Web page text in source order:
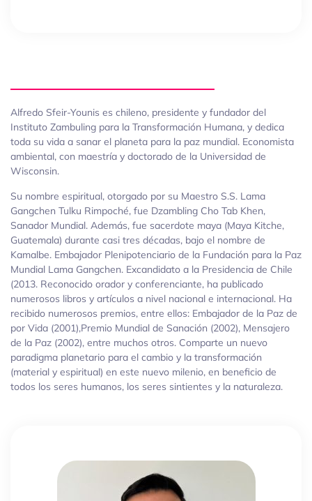
Alfredo Sfeir-Younis es chileno, presidente y fundador del
Instituto Zambuling para la Transformación Humana, y dedica
toda su vida a sanar el planeta para la paz mundial. Economista
ambiental, con maestría y doctorado de la Universidad de
Wisconsin.
Su nombre espiritual, otorgado por su Maestro S.S. Lama
Gangchen Tulku Rimpoché, fue Dzambling Cho Tab Khen,
Sanador Mundial. Además, fue sacerdote maya (Maya Kitche,
Guatemala) durante casi tres décadas, bajo el nombre de
Kamalbe. Embajador Plenipotenciario de la Fundación para la Paz
Mundial Lama Gangchen. Excandidato a la Presidencia de Chile
(2013. Reconocido orador y conferenciante, ha publicado
numerosos libros y artículos a nivel nacional e internacional. Ha
recibido numerosos premios, entre ellos: Embajador de la Paz de
por Vida (2001),Premio Mundial de Sanación (2002), Mensajero
de la Paz (2002), entre muchos otros. Comparte un nuevo
paradigma planetario para el cambio y la transformación
(material y espiritual) en este nuevo milenio, en beneficio de
todos los seres humanos, los seres sintientes y la naturaleza.